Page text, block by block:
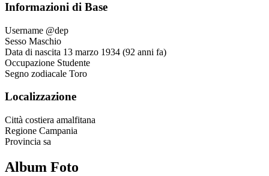
Informazioni di Base
Username @dep
Sesso Maschio
Data di nascita 13 marzo 1934 (92 anni fa)
Occupazione Studente
Segno zodiacale Toro
Localizzazione
Città costiera amalfitana
Regione Campania
Provincia sa
Album Foto